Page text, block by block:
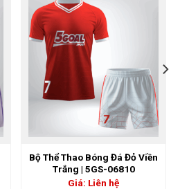
Bộ Thể Thao Bóng Đá Đỏ Viền
Trắng | 5GS-06810
Giá: Liên hệ